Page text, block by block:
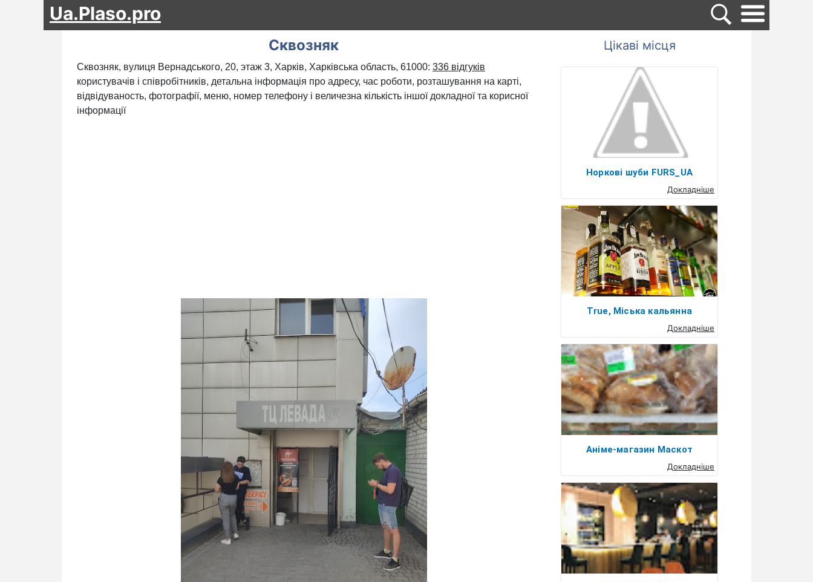
Ua.Plaso.pro
Сквозняк
Сквозняк, вулиця Вернадського, 20, этаж 3, Харків, Харківська область, 61000: 336 відгуків
користувачів і співробітників, детальна інформація про адресу, час роботи, розташування на карті,
відвідуваность, фотографії, меню, номер телефону і величезна кількість іншої докладної та корисної
інформації
Цікаві місця
Норкові шуби FURS_UA
Докладніше
True, Міська кальянна
Докладніше
Аніме-магазин Маскот
Докладніше